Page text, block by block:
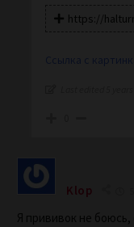
https://
Ссылка с
Klop
Я прививок не боюсь,